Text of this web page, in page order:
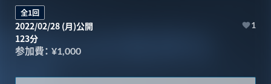
全1回
2022/02/28 (月)公開
123分
1
参加費： ¥1,000